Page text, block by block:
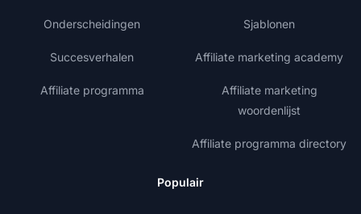
Onderscheidingen
Succesverhalen
Affiliate programma
Sjablonen
Affiliate marketing academy
Affiliate marketing
woordenlijst
Affiliate programma directory
Populair